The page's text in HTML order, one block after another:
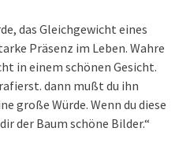
das Gleichgewicht eines
Präsenz im Leben. Wahre
in einem schönen Gesicht.
dann mußt du ihn
große Würde. Wenn du diese
der Baum schöne Bilder.“